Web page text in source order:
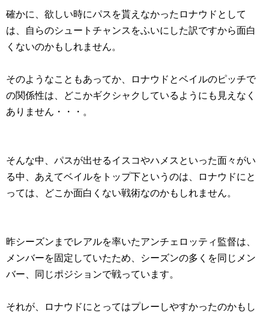
確かに、欲しい時にパスを貰えなかったロナウドとして
は、自らのシュートチャンスをふいにした訳ですから面白
くないのかもしれません。
そのようなこともあってか、ロナウドとベイルのピッチで
の関係性は、どこかギクシャクしているようにも見えなく
ありません・・・。
そんな中、パスが出せるイスコやハメスといった面々がい
る中、あえてベイルをトップ下というのは、ロナウドにと
っては、どこか面白くない戦術なのかもしれません。
昨シーズンまでレアルを率いたアンチェロッティ監督は、
メンバーを固定していたため、シーズンの多くを同じメン
バー、同じポジションで戦っています。
それが、ロナウドにとってはプレーしやすかったのかもし